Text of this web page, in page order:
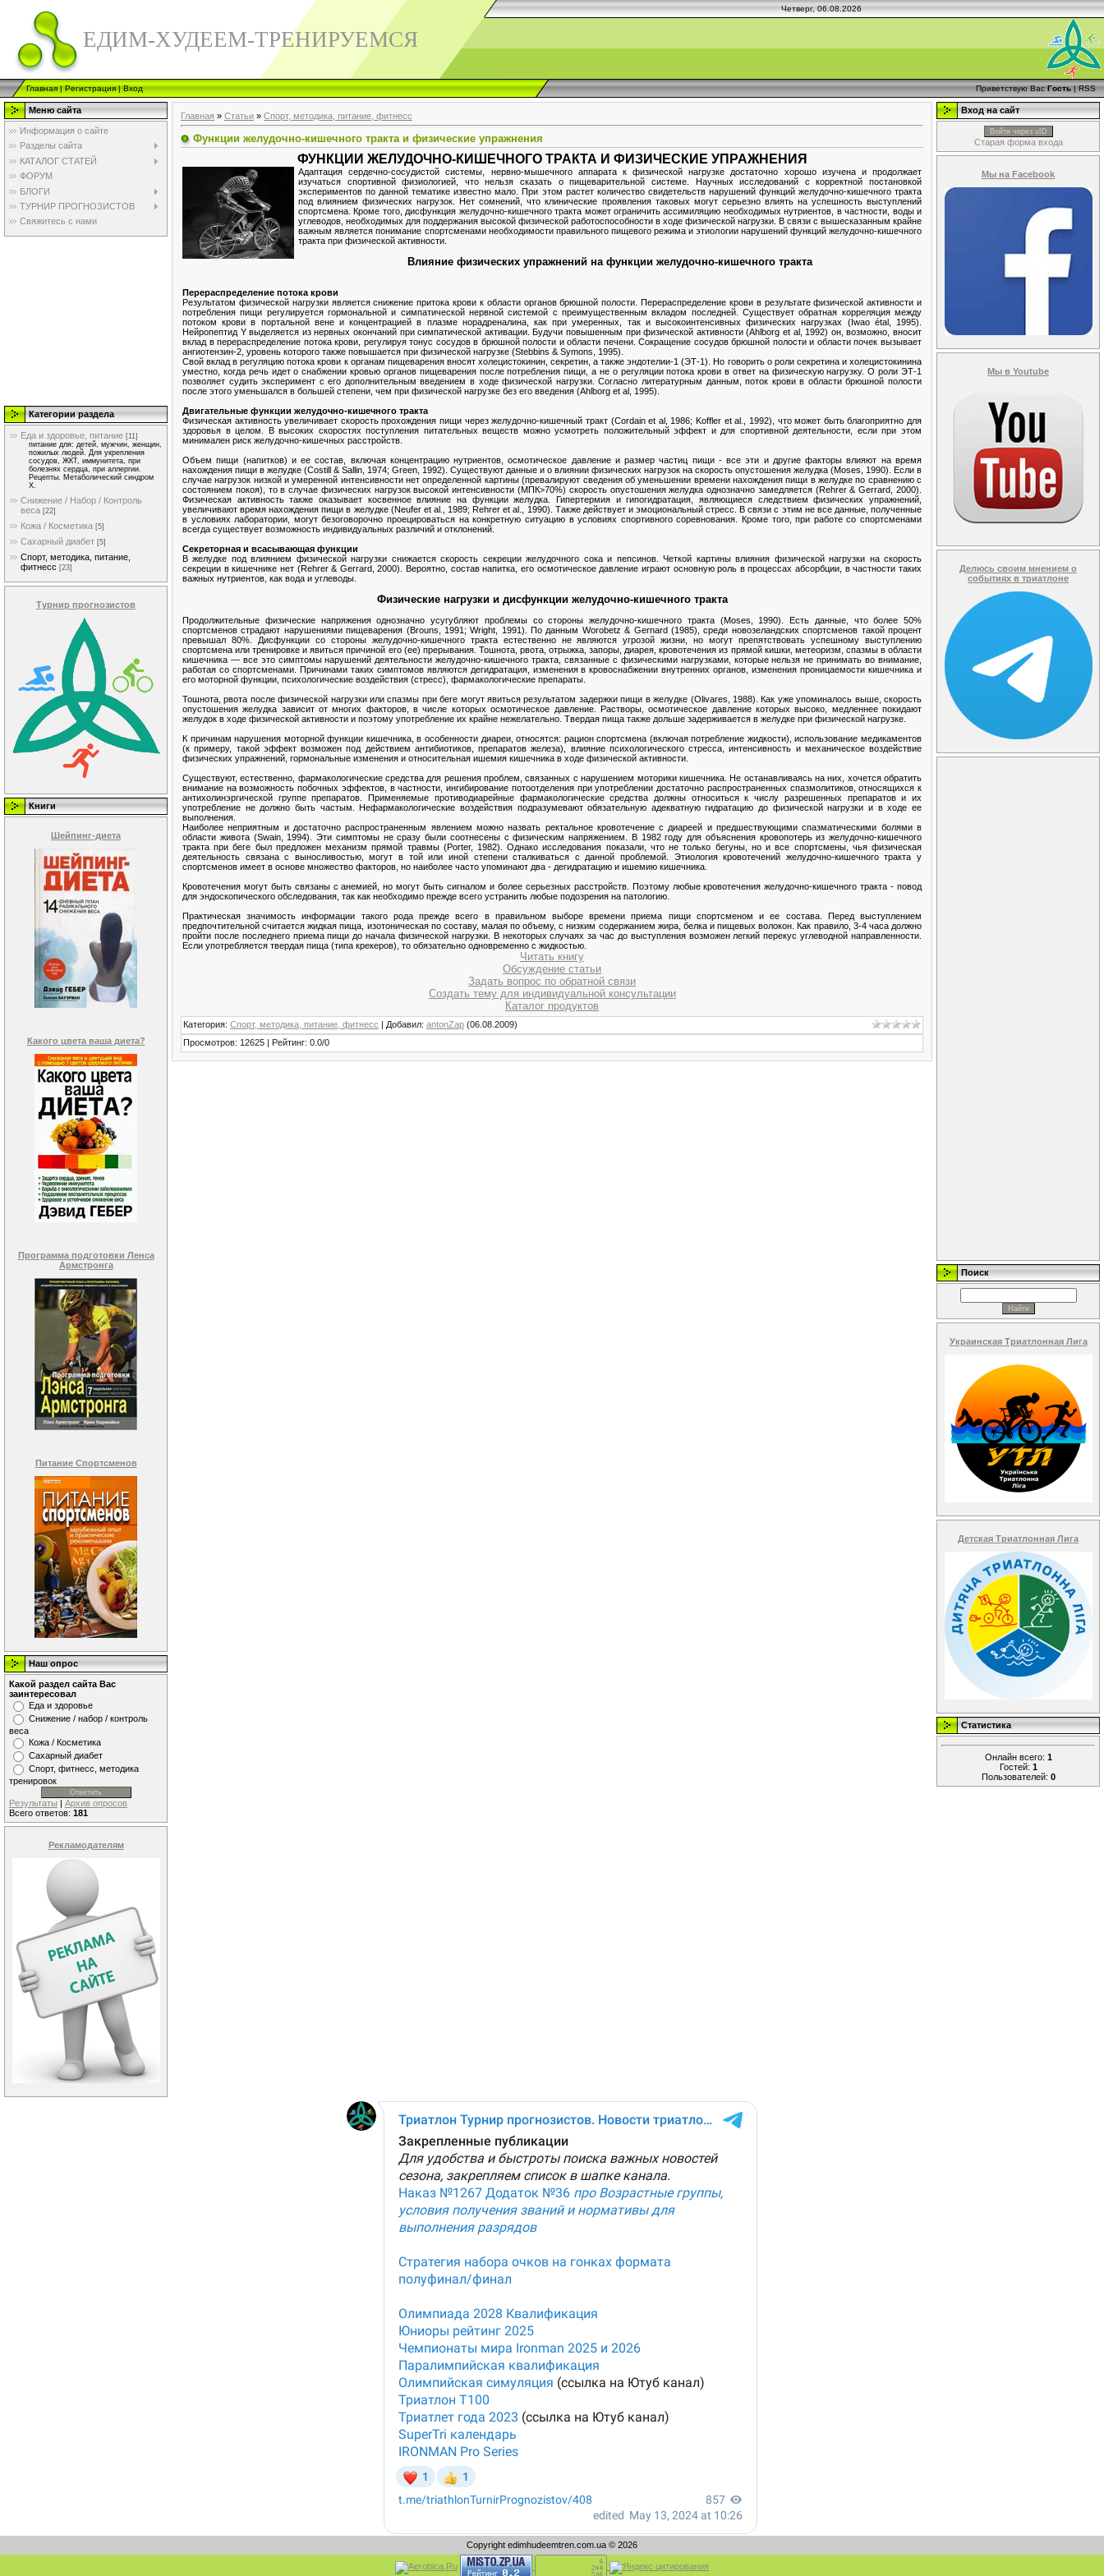
Четверг, 06.08.2026
ЕДИМ-ХУДЕЕМ-ТРЕНИРУЕМСЯ
Главная|Регистрация|Вход Приветствую Вас Гость|RSS
Меню сайта
Информация о сайте
Разделы сайта
КАТАЛОГ СТАТЕЙ
ФОРУМ
БЛОГИ
ТУРНИР ПРОГНОЗИСТОВ
Свяжитесь с нами
Категории раздела
Еда и здоровье, питание [11]
питание для: детей, мужчин, женщин,
пожилых людей. Для укрепления
сосудов, ЖКТ, иммунитета, при
болезнях сердца, при аллергии.
Рецепты. Метаболический синдром
Х.
Снижение / Набор / Контроль
веса [22]
Кожа / Косметика [5]
Сахарный диабет [5]
Спорт, методика, питание,
фитнесс [23]
Турнир прогнозистов
Книги
Шейпинг-диета
Какого цвета ваша диета?
Программа подготовки Ленса
Армстронга
Питание Спортсменов
Наш опрос
Какой раздел сайта Вас
заинтересовал
Еда и здоровье
Снижение / набор / контроль
веса
Кожа / Косметика
Сахарный диабет
Спорт, фитнесс, методика
тренировок
Результаты | Архив опросов
Всего ответов: 181
Рекламодателям
Главная » Статьи » Спорт, методика, питание, фитнесс
Функции желудочно-кишечного тракта и физические упражнения
ФУНКЦИИ ЖЕЛУДОЧНО-КИШЕЧНОГО ТРАКТА И ФИЗИЧЕСКИЕ УПРАЖНЕНИЯ
Адаптация сердечно-сосудистой системы, нервно-мышечного аппарата к физической нагрузке достаточно хорошо изучена и продолжает
изучаться спортивной физиологией, что нельзя сказать о пищеварительной системе. Научных исследований с корректной постановкой
экспериментов по данной тематике известно мало. При этом растет количество свидетельств нарушений функций желудочно-кишечного тракта
под влиянием физических нагрузок. Нет сомнений, что клинические проявления таковых могут серьезно влиять на успешность выступлений
спортсмена. Кроме того, дисфункция желудочно-кишечного тракта может ограничить ассимиляцию необходимых нутриентов, в частности, воды и
углеводов, необходимых для поддержания высокой физической работоспособности в ходе физической нагрузки. В связи с вышесказанным крайне
важным является понимание спортсменами необходимости правильного пищевого режима и этиологии нарушений функций желудочно-кишечного
тракта при физической активности.
Влияние физических упражнений на функции желудочно-кишечного тракта
Перераспределение потока крови
Результатом физической нагрузки является снижение притока крови к области органов брюшной полости. Перераспределение крови в результате физической активности и
потребления пищи регулируется гормональной и симпатической нервной системой с преимущественным вкладом последней. Существует обратная корреляция между
потоком крови в портальной вене и концентрацией в плазме норадреналина, как при умеренных, так и высокоинтенсивных физических нагрузках (Iwao étal, 1995).
Нейропептид Y выделяется из нервных окончаний при симпатической активации. Будучи повышенным при физической активности (Ahlborg et al, 1992) он, возможно, вносит
вклад в перераспределение потока крови, регулируя тонус сосудов в брюшной полости и области печени. Сокращение сосудов брюшной полости и области почек вызывает
ангиотензин-2, уровень которого также повышается при физической нагрузке (Stebbins & Symons, 1995).
Свой вклад в регуляцию потока крови к органам пищеварения вносят холецистокинин, секретин, а также эндотелии-1 (ЭТ-1). Но говорить о роли секретина и холецистокинина
уместно, когда речь идет о снабжении кровью органов пищеварения после потребления пищи, а не о регуляции потока крови в ответ на физическую нагрузку. О роли ЭТ-1
позволяет судить эксперимент с его дополнительным введением в ходе физической нагрузки. Согласно литературным данным, поток крови в области брюшной полости
после этого уменьшался в большей степени, чем при физической нагрузке без его введения (Ahlborg et al, 1995).
Двигательные функции желудочно-кишечного тракта
Физическая активность увеличивает скорость прохождения пищи через желудочно-кишечный тракт (Cordain et al, 1986; Koffler et al., 1992), что может быть благоприятно для
здоровья в целом. В высоких скоростях поступления питательных веществ можно усмотреть положительный эффект и для спортивной деятельности, если при этом
минимален риск желудочно-кишечных расстройств.
Объем пищи (напитков) и ее состав, включая концентрацию нутриентов, осмотическое давление и размер частиц пищи - все эти и другие факторы влияют на время
нахождения пищи в желудке (Costill & Sallin, 1974; Green, 1992). Существуют данные и о влиянии физических нагрузок на скорость опустошения желудка (Moses, 1990). Если в
случае нагрузок низкой и умеренной интенсивности нет определенной картины (превалируют сведения об уменьшении времени нахождения пищи в желудке по сравнению с
состоянием покоя), то в случае физических нагрузок высокой интенсивности (МПК>70%) скорость опустошения желудка однозначно замедляется (Rehrer & Gerrard, 2000).
Физическая активность также оказывает косвенное влияние на функции желудка. Гипертермия и гипогидратация, являющиеся следствием физических упражнений,
увеличивают время нахождения пищи в желудке (Neufer et al., 1989; Rehrer et al., 1990). Также действует и эмоциональный стресс. В связи с этим не все данные, полученные
в условиях лаборатории, могут безоговорочно проецироваться на конкретную ситуацию в условиях спортивного соревнования. Кроме того, при работе со спортсменами
всегда существует возможность индивидуальных различий и отклонений.
Секреторная и всасывающая функции
В желудке под влиянием физической нагрузки снижается скорость секреции желудочного сока и пепсинов. Четкой картины влияния физической нагрузки на скорость
секреции в кишечнике нет (Rehrer & Gerrard, 2000). Вероятно, состав напитка, его осмотическое давление играют основную роль в процессах абсорбции, в частности таких
важных нутриентов, как вода и углеводы.
Физические нагрузки и дисфункции желудочно-кишечного тракта
Продолжительные физические напряжения однозначно усугубляют проблемы со стороны желудочно-кишечного тракта (Moses, 1990). Есть данные, что более 50%
спортсменов страдают нарушениями пищеварения (Brouns, 1991; Wright, 1991). По данным Worobetz & Gernard (1985), среди новозеландских спортсменов такой процент
превышал 80%. Дисфункции со стороны желудочно-кишечного тракта естественно не являются угрозой жизни, но могут препятствовать успешному выступлению
спортсмена или тренировке и явиться причиной его (ее) прерывания. Тошнота, рвота, отрыжка, запоры, диарея, кровотечения из прямой кишки, метеоризм, спазмы в области
кишечника — все это симптомы нарушений деятельности желудочно-кишечного тракта, связанные с физическими нагрузками, которые нельзя не принимать во внимание,
работая со спортсменами. Причинами таких симптомов являются дегидратация, изменения в кровоснабжении внутренних органов, изменения проницаемости кишечника и
его моторной функции, психологические воздействия (стресс), фармакологические препараты.
Тошнота, рвота после физической нагрузки или спазмы при беге могут явиться результатом задержки пищи в желудке (Olivares, 1988). Как уже упоминалось выше, скорость
опустошения желудка зависит от многих факторов, в числе которых осмотическое давление. Растворы, осмотическое давление которых высоко, медленнее покидают
желудок в ходе физической активности и поэтому употребление их крайне нежелательно. Твердая пища также дольше задерживается в желудке при физической нагрузке.
К причинам нарушения моторной функции кишечника, в особенности диареи, относятся: рацион спортсмена (включая потребление жидкости), использование медикаментов
(к примеру, такой эффект возможен под действием антибиотиков, препаратов железа), влияние психологического стресса, интенсивность и механическое воздействие
физических упражнений, гормональные изменения и относительная ишемия кишечника в ходе физической активности.
Существуют, естественно, фармакологические средства для решения проблем, связанных с нарушением моторики кишечника. Не останавливаясь на них, хочется обратить
внимание на возможность побочных эффектов, в частности, ингибирование потоотделения при употреблении достаточно распространенных спазмолитиков, относящихся к
антихолинэргической группе препаратов. Применяемые противодиарейные фармакологические средства должны относиться к числу разрешенных препаратов и их
употребление не должно быть частым. Нефармакологические воздействия подразумевают обязательную адекватную гидратацию до физической нагрузки и в ходе ее
выполнения.
Наиболее неприятным и достаточно распространенным явлением можно назвать ректальное кровотечение с диареей и предшествующими спазматическими болями в
области живота (Swain, 1994). Эти симптомы не сразу были соотнесены с физическим напряжением. В 1982 году для объяснения кровопотерь из желудочно-кишечного
тракта при беге был предложен механизм прямой травмы (Porter, 1982). Однако исследования показали, что не только бегуны, но и все спортсмены, чья физическая
деятельность связана с выносливостью, могут в той или иной степени сталкиваться с данной проблемой. Этиология кровотечений желудочно-кишечного тракта у
спортсменов имеет в основе множество факторов, но наиболее часто упоминают два - дегидратацию и ишемию кишечника.
Кровотечения могут быть связаны с анемией, но могут быть сигналом и более серьезных расстройств. Поэтому любые кровотечения желудочно-кишечного тракта - повод
для эндоскопического обследования, так как необходимо прежде всего устранить любые подозрения на патологию.
Практическая значимость информации такого рода прежде всего в правильном выборе времени приема пищи спортсменом и ее состава. Перед выступлением
предпочтительной считается жидкая пища, изотоническая по составу, малая по объему, с низким содержанием жира, белка и пищевых волокон. Как правило, 3-4 часа должно
пройти после последнего приема пищи до начала физической нагрузки. В некоторых случаях за час до выступления возможен легкий перекус углеводной направленности.
Если употребляется твердая пища (типа крекеров), то обязательно одновременно с жидкостью.
Читать книгу
Обсуждение статьи
Задать вопрос по обратной связи
Создать тему для индивидуальной консультации
Каталог продуктов
Категория: Спорт, методика, питание, фитнесс | Добавил: antonZap (06.08.2009)
Просмотров: 12625 | Рейтинг: 0.0/0
Вход на сайт
Войти через uID
Старая форма входа
Мы на Facebook
Мы в Youtube
Делюсь своим мнением о
событиях в триатлоне
Поиск
Украинская Триатлонная Лига
Детская Триатлонная Лига
Статистика
Онлайн всего: 1
Гостей: 1
Пользователей: 0
Copyright edimhudeemtren.com.ua © 2026